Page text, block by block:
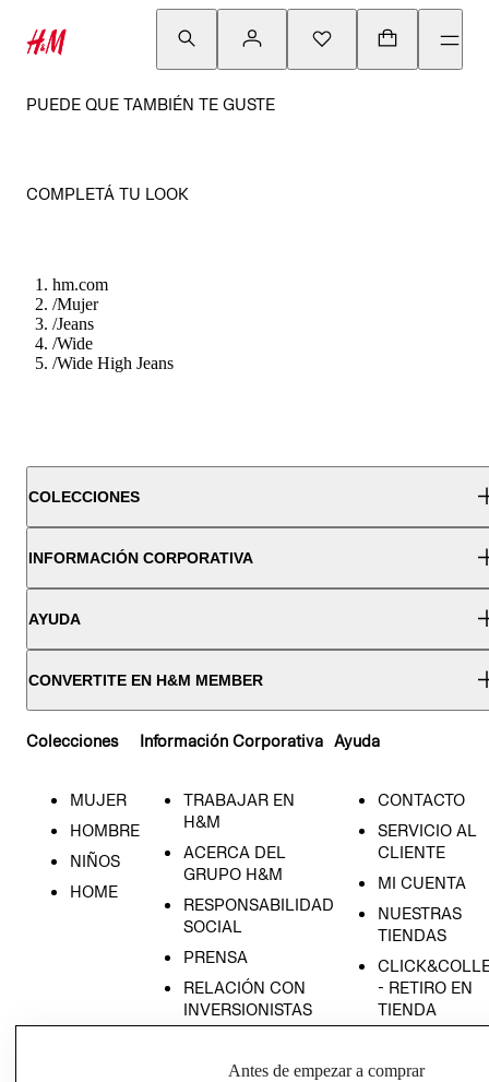
PUEDE QUE TAMBIÉN TE GUSTE
COMPLETÁ TU LOOK
hm.com
/Mujer
/Jeans
/Wide
/Wide High Jeans
COLECCIONES
INFORMACIÓN CORPORATIVA
AYUDA
CONVERTITE EN H&M MEMBER
Colecciones
MUJER
HOMBRE
NIÑOS
HOME
Información Corporativa
TRABAJAR EN
H&M
ACERCA DEL
GRUPO H&M
RESPONSABILIDAD
SOCIAL
PRENSA
RELACIÓN CON
INVERSIONISTAS
EMPRESARIAL
Ayuda
CONTACTO
SERVICIO AL
CLIENTE
MI CUENTA
NUESTRAS
TIENDAS
- RETIRO EN
TIENDA
Antes de empezar a comprar